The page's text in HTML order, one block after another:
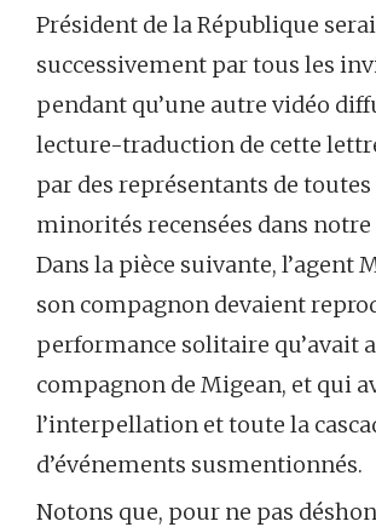
Président de la République
successivement par tous les
pendant qu’une autre vidéo
lecture-traduction de cette
par des représentants de toutes
minorités recensées dans notre
Dans la pièce suivante, l’agent
son compagnon devaient
performance solitaire qu’avait
compagnon de Migean, et qui
l’interpellation et toute la
d’événements susmentionnés.
Notons que, pour ne pas